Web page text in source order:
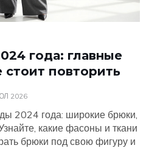
года: главные
повторить
2026
2024 года: широкие брюки,
какие фасоны и ткани
брюки под свою фигуру и